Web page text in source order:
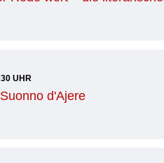
UHR
d'Ajere